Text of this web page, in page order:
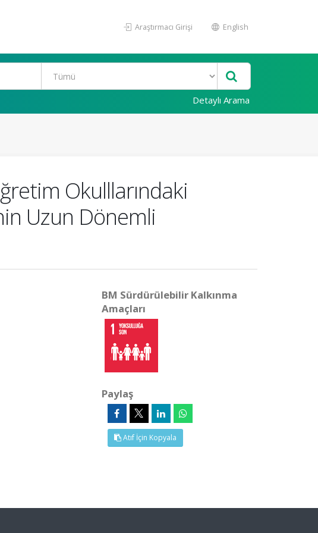
Araştırmacı Girişi English
Detaylı Arama
Okulllarındaki
Uzun Dönemli
BM Sürdürülebilir Kalkınma
Amaçları
Paylaş
Atıf İçin Kopyala